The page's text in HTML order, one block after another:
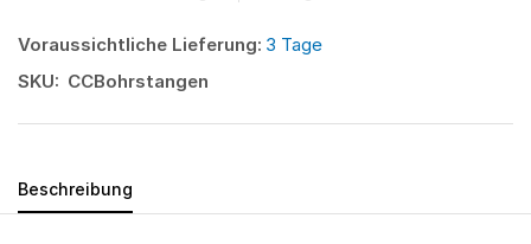
Voraussichtliche Lieferung: 3 Tage
SKU: CCBohrstangen
Beschreibung